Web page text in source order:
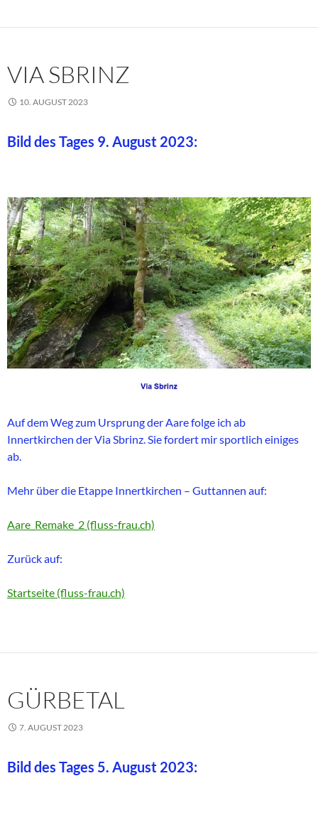
VIA SBRINZ
10. AUGUST 2023
Bild des Tages 9. August 2023:
Auf dem Weg zum Ursprung der Aare folge ich ab
Innertkirchen der Via Sbrinz. Sie fordert mir sportlich einiges
ab.
Mehr über die Etappe Innertkirchen – Guttannen auf:
Aare_Remake_2 (fluss-frau.ch)
Zurück auf:
Startseite (fluss-frau.ch)
GÜRBETAL
7. AUGUST 2023
Bild des Tages 5. August 2023: